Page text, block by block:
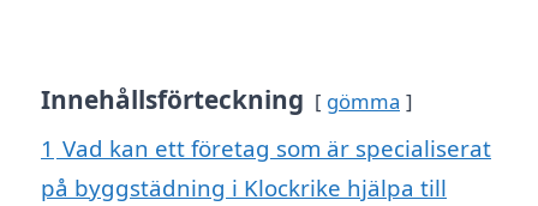
Innehållsförteckning gömma
1 Vad kan ett företag som är specialiserat
på byggstädning i Klockrike hjälpa till